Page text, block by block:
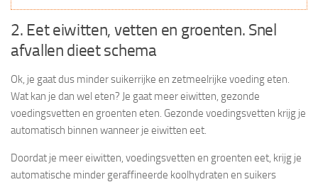
2. Eet eiwitten, vetten en groenten. Snel
afvallen dieet schema
Ok, je gaat dus minder suikerrijke en zetmeelrijke voeding eten.
Wat kan je dan wel eten? Je gaat meer eiwitten, gezonde
voedingsvetten en groenten eten. Gezonde voedingsvetten krijg je
automatisch binnen wanneer je eiwitten eet.
Doordat je meer eiwitten, voedingsvetten en groenten eet, krijg je
automatische minder geraffineerde koolhydraten en suikers